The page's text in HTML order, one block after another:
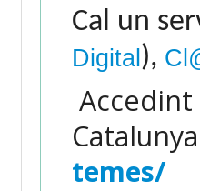
Cal un
Digital),
Accedint
Catalunya
temes/